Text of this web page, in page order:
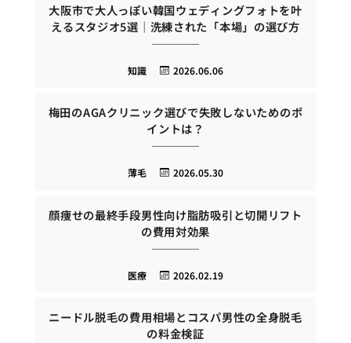
大阪市で大人っぽい韓国ウェディングフォトを叶
えるスタジオ5選｜洗練された「本場」の選び方
2026.06.06
知識
梅田のAGAクリニック選びで失敗しないためのポ
イントは？
2026.05.30
薄毛
顔痩せの最終手段男性向け脂肪吸引と切開リフト
の費用対効果
2026.02.19
医療
ニードル脱毛の費用相場とコスパ男性の全身脱毛
の料金検証